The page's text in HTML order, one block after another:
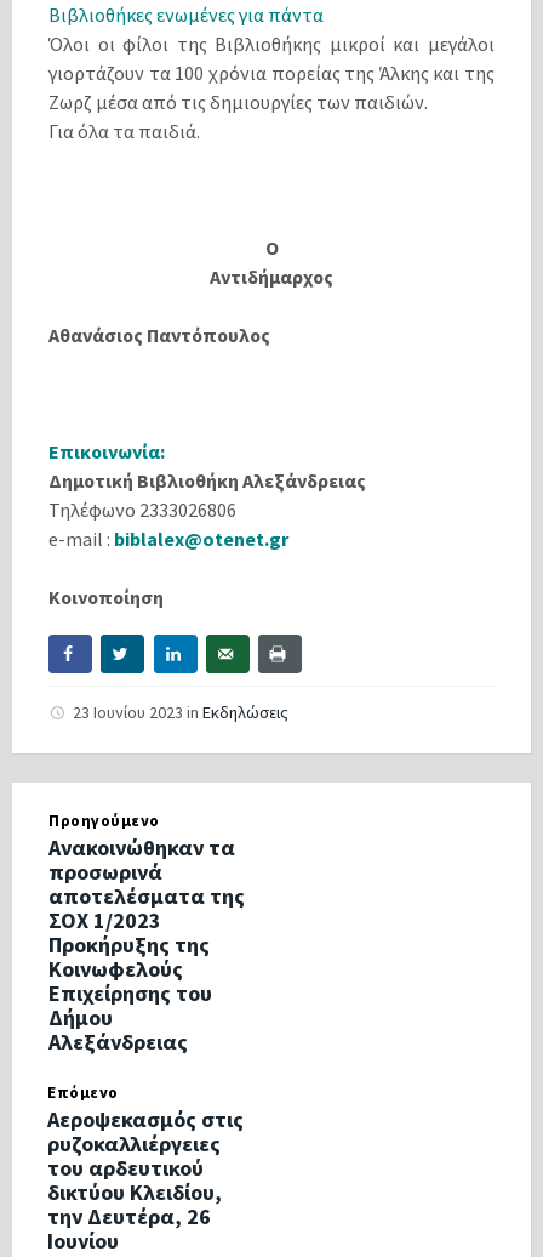
Βιβλιοθήκες ενωμένες για πάντα
Όλοι οι φίλοι της Βιβλιοθήκης μικροί και μεγάλοι
γιορτάζουν τα 100 χρόνια πορείας της Άλκης και της
Ζωρζ μέσα από τις δημιουργίες των παιδιών.
Για όλα τα παιδιά.
Ο
Αντιδήμαρχος
Αθανάσιος Παντόπουλος
Eπικοινωνία:
Δημοτική Βιβλιοθήκη Αλεξάνδρειας
Τηλέφωνο 2333026806
e-mail : biblalex@otenet.gr
Κοινοποίηση
23 Ιουνίου 2023 in Εκδηλώσεις
Προηγούμενο
Ανακοινώθηκαν τα
προσωρινά
αποτελέσματα της
ΣΟΧ 1/2023
Προκήρυξης της
Κοινωφελούς
Επιχείρησης του
Δήμου
Αλεξάνδρειας
Επόμενο
Αεροψεκασμός στις
ρυζοκαλλιέργειες
του αρδευτικού
δικτύου Κλειδίου,
την Δευτέρα, 26
Ιουνίου